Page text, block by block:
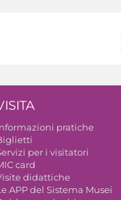
pratiche
per i visitatori
card
didattiche
APP del Sistema Musei